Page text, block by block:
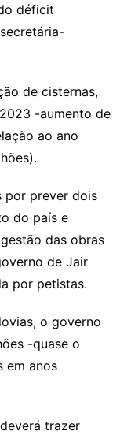
déficit
de cisternas,
-aumento de
ao ano
por prever dois
do país e
das obras
de Jair
por petistas.
o governo
-quase o
em anos
trazer